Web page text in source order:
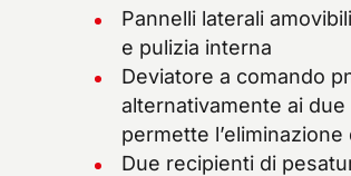
Pannelli laterali
e pulizia interna
Deviatore a comando
alternativamente ai
permette
Due recipienti di